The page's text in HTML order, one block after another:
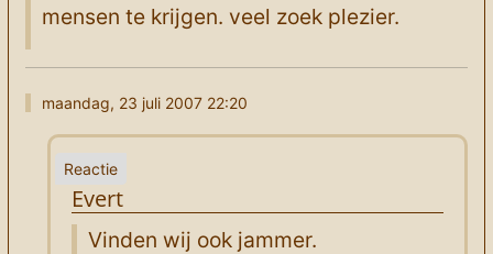
mensen te krijgen. veel zoek plezier.
maandag, 23 juli 2007 22:20
Evert
Vinden wij ook jammer.